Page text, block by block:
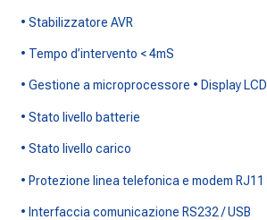
• Stabilizzatore AVR
• Tempo d’intervento < 4mS
• Gestione a microprocessore • Display LCD
• Stato livello batterie
• Stato livello carico
• Protezione linea telefonica e modem RJ11
• Interfaccia comunicazione RS232 / USB